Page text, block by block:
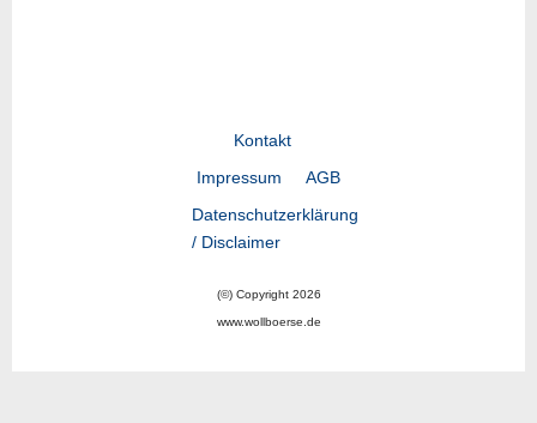
Kontakt
Impressum
AGB
Datenschutzerklärung
/ Disclaimer
(©) Copyright 2026
www.wollboerse.de